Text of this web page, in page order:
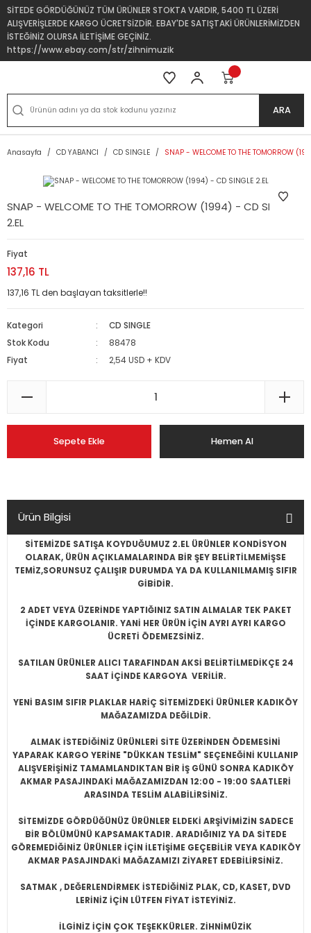
SİTEDE GÖRDÜĞÜNÜZ TÜM ÜRÜNLER STOKTA VARDIR, 5400 TL ÜZERİ
ALIŞVERİŞLERDE KARGO ÜCRETSİZDİR. EBAY'DE SATIŞTAKİ ÜRÜNLERİMİZDEN
İSTEĞİNİZ OLURSA İLETİŞİME GEÇİNİZ.
https://www.ebay.com/str/zihnimuzik
ARA
Anasayfa CD YABANCI CD SINGLE SNAP - WELCOME TO THE TOMORROW
SNAP - WELCOME TO THE TOMORROW (1994) - CD SINGLE
2.EL
Fiyat
137,16 TL
137,16 TL den başlayan taksitlerle!!
Kategori
CD SINGLE
Stok Kodu
88478
Fiyat
2,54 USD + KDV
Sepete Ekle Hemen Al
Ürün Bilgisi
SİTEMİZDE SATIŞA KOYDUĞUMUZ 2.EL ÜRÜNLER KONDİSYON
OLARAK, ÜRÜN AÇIKLAMALARINDA BİR ŞEY BELİRTİLMEMİŞSE
TEMİZ,SORUNSUZ ÇALIŞIR DURUMDA YA DA KULLANILMAMIŞ SIFIR
GİBİDİR.
2 ADET VEYA ÜZERİNDE YAPTIĞINIZ SATIN ALMALAR TEK PAKET
İÇİNDE KARGOLANIR. YANİ HER ÜRÜN İÇİN AYRI AYRI KARGO
ÜCRETİ ÖDEMEZSİNİZ.
SATILAN ÜRÜNLER ALICI TARAFINDAN AKSİ BELİRTİLMEDİKÇE 24
SAAT İÇİNDE KARGOYA VERİLİR.
YENİ BASIM SIFIR PLAKLAR HARİÇ SİTEMİZDEKİ ÜRÜNLER KADIKÖY
MAĞAZAMIZDA DEĞİLDİR.
ALMAK İSTEDİĞİNİZ ÜRÜNLERİ SİTE ÜZERİNDEN ÖDEMESİNİ
YAPARAK KARGO YERİNE "DÜKKAN TESLİM" SEÇENEĞİNİ KULLANIP
ALIŞVERİŞİNİZ TAMAMLANDIKTAN BİR İŞ GÜNÜ SONRA KADIKÖY
AKMAR PASAJINDAKİ MAĞAZAMIZDAN 12:00 - 19:00 SAATLERİ
ARASINDA TESLİM ALABİLİRSİNİZ.
SİTEMİZDE GÖRDÜĞÜNÜZ ÜRÜNLER ELDEKİ ARŞİVİMİZİN SADECE
BİR BÖLÜMÜNÜ KAPSAMAKTADIR. ARADIĞINIZ YA DA SİTEDE
GÖREMEDİĞİNİZ ÜRÜNLER İÇİN İLETİŞİME GEÇEBİLİR VEYA KADIKÖY
AKMAR PASAJINDAKİ MAĞAZAMIZI ZİYARET EDEBİLİRSİNİZ.
SATMAK , DEĞERLENDİRMEK İSTEDİĞİNİZ PLAK, CD, KASET, DVD
LERİNİZ İÇİN LÜTFEN FİYAT İSTEYİNİZ.
İLGİNİZ İÇİN ÇOK TEŞEKKÜRLER. ZİHNİMÜZİK